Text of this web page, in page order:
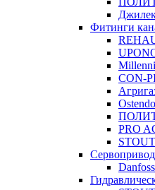
Фитинги
CON-
PRO
STOUT
Danfoss